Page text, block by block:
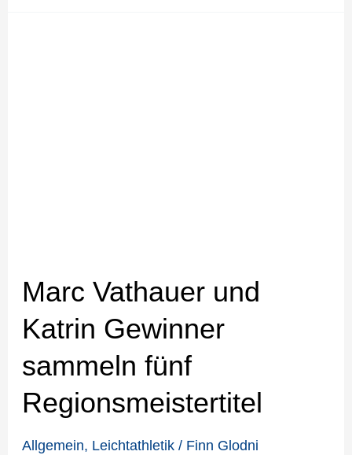
Marc Vathauer und
Katrin Gewinner
sammeln fünf
Regionsmeistertitel
Allgemein, Leichtathletik/ Finn Glodni